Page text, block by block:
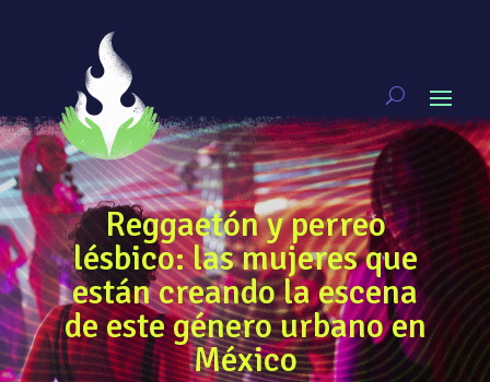
Reggaetón y perreo
lésbico: las mujeres que
están creando la escena
de este género urbano en
México